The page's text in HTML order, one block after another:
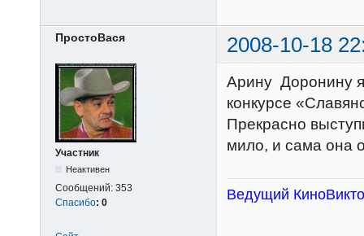
ПростоВася 2008-10-18
Участник
Неактивен
Сообщений: 353
Спасибо: 0
Арину Доронину
конкурсе
Прекрасно
мило, и сама она
Ведущий